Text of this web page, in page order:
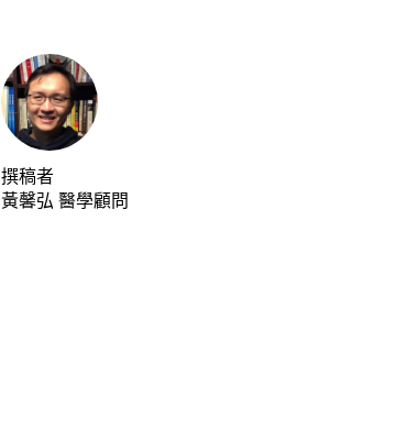
撰稿者
黃馨弘 醫學顧問